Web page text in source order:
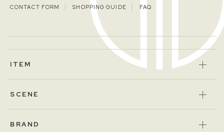
CONTACT FORM SHOPPING GUIDE FAQ
ITEM
SCENE
BRAND